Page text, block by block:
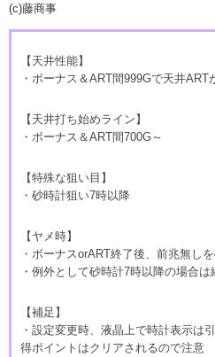
(c)藤商事
【天井性能】
・ボーナス＆ART間999Gで天井ART
【天井打ち始めライン】
・ボーナス＆ART間700G～
【特殊な狙い目】
・砂時計狙い7時以降
【ヤメ時】
・ボーナスorART終了後、前兆無し
・例外として砂時計7時以降の場合は
【補足】
・設定変更時、液晶上で時計表示は
得ポイントはクリアされるので注意